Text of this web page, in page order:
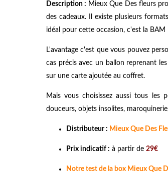
Description : Mieux Que Des fleurs
des cadeaux. Il existe plusieurs
idéal pour cette occasion, c'est la BAM
L'avantage c'est que vous pouvez
cas précis avec un ballon reprenant
sur une carte ajoutée au coffret.
Mais vous choisissez aussi tous les
douceurs, objets insolites,
Distributeur : Mieux Que Des
Prix indicatif : à partir de 29€
Notre test de la box Mieux Que